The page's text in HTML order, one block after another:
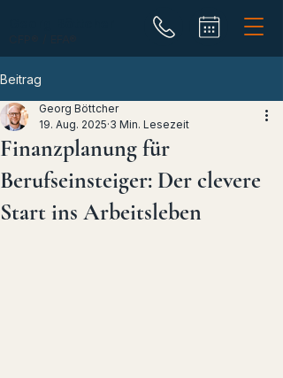
Beitrag
Finanzplanung für
Berufseinsteiger: Der clevere
Start ins Arbeitsleben
Georg Böttcher
19. Aug. 2025 3 Min. Lesezeit